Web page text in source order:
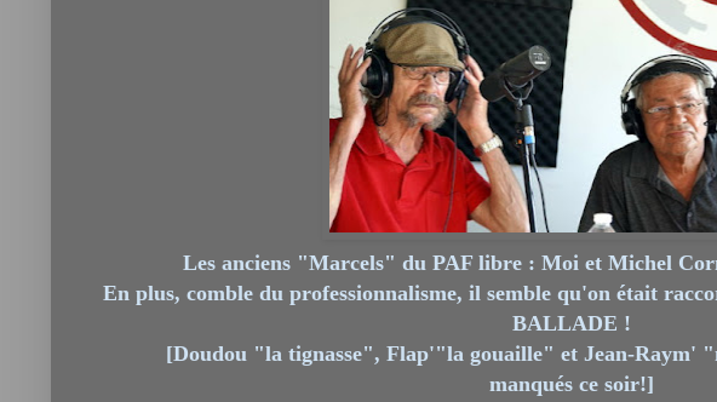
Les anciens "Marcels" du PAF libre : Moi et Michel
En plus, comble du professionnalisme, il semble qu'on était
BALLADE !
[Doudou "la tignasse", Flap'"la gouaille" et Jean-Raym'
manqués ce soir!]